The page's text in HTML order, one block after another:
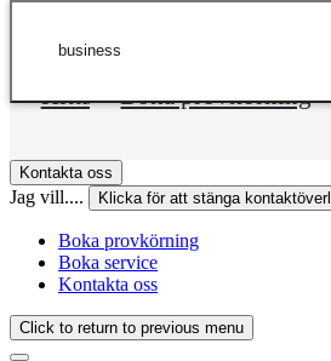
Hitta en återförsäljare
Boka provkörning
Kontakta oss
Jag vill.... Klicka för att stänga
Boka provkörning
Boka service
Kontakta oss
Click to return to previous menu
business